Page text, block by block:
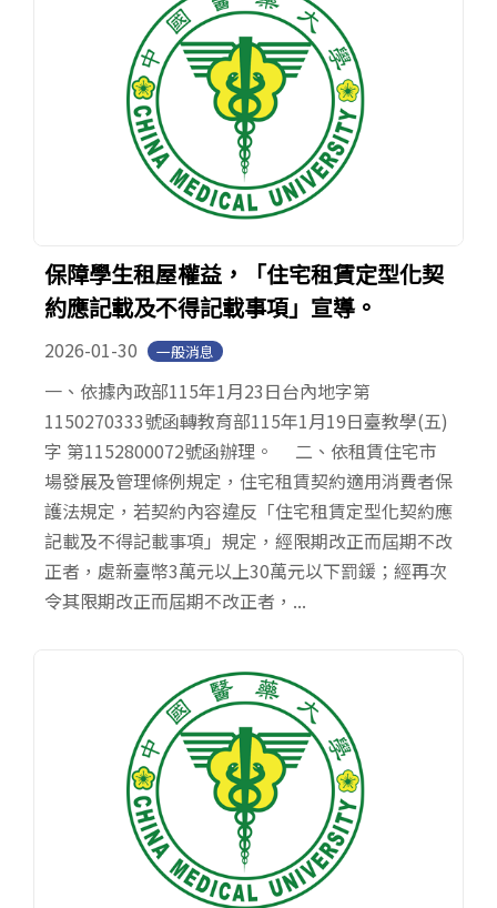
保障學生租屋權益，「住宅租賃定型化契
約應記載及不得記載事項」宣導。
2026-01-30 一般消息
一、依據內政部115年1月23日台內地字第
1150270333號函轉教育部115年1月19日臺教學(五)
字 第1152800072號函辦理。 二、依租賃住宅市
場發展及管理條例規定，住宅租賃契約適用消費者保
護法規定，若契約內容違反「住宅租賃定型化契約應
記載及不得記載事項」規定，經限期改正而屆期不改
正者，處新臺幣3萬元以上30萬元以下罰鍰；經再次
令其限期改正而屆期不改正者，...